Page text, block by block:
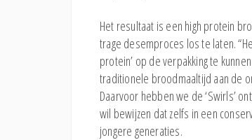
Het resultaat is een high protein
trage desemproces los te laten.
protein’ op de verpakking te
traditionele broodmaaltijd aan de
Daarvoor hebben we de ‘Swirls’
wil bewijzen dat zelfs in een
jongere generaties.